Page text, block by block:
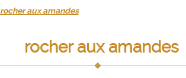
rocher aux amandes
rocher aux amandes